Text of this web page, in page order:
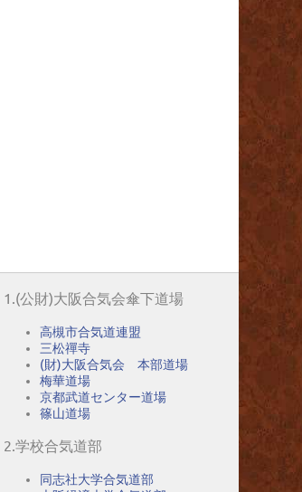
1.(公財)大阪合気会傘下道場
高槻市合気道連盟
三松禪寺
(財)大阪合気会 本部道場
梅華道場
京都武道センター道場
篠山道場
2.学校合気道部
同志社大学合気道部